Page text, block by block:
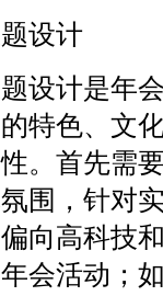
设计
设计是年
特色、文
。首先需
围，针对
向高科技
会活动；